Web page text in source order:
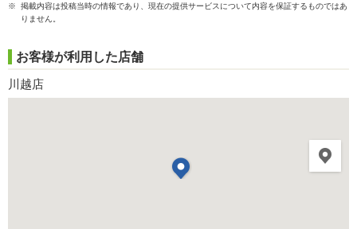
※ 掲載内容は投稿当時の情報であり、現在の提供サービスについて内容を保証するものではあ
りません。
お客様が利用した店舗
川越店